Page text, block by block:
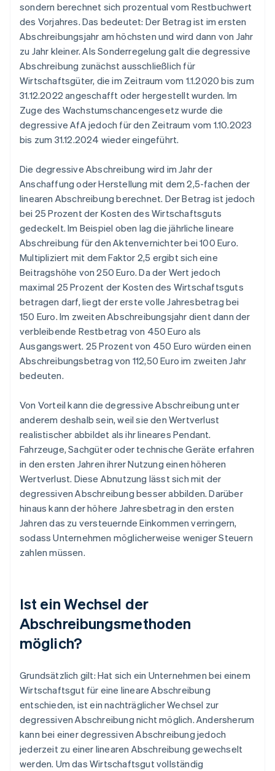
sondern berechnet sich prozentual vom Restbuchwert
des Vorjahres. Das bedeutet: Der Betrag ist im ersten
Abschreibungsjahr am höchsten und wird dann von Jahr
zu Jahr kleiner. Als Sonderregelung galt die degressive
Abschreibung zunächst ausschließlich für
Wirtschaftsgüter, die im Zeitraum vom 1.1.2020 bis zum
31.12.2022 angeschafft oder hergestellt wurden. Im
Zuge des Wachstumschancengesetz wurde die
degressive AfA jedoch für den Zeitraum vom 1.10.2023
bis zum 31.12.2024 wieder eingeführt.
Die degressive Abschreibung wird im Jahr der
Anschaffung oder Herstellung mit dem 2,5-fachen der
linearen Abschreibung berechnet. Der Betrag ist jedoch
bei 25 Prozent der Kosten des Wirtschaftsguts
gedeckelt. Im Beispiel oben lag die jährliche lineare
Abschreibung für den Aktenvernichter bei 100 Euro.
Multipliziert mit dem Faktor 2,5 ergibt sich eine
Beitragshöhe von 250 Euro. Da der Wert jedoch
maximal 25 Prozent der Kosten des Wirtschaftsguts
betragen darf, liegt der erste volle Jahresbetrag bei
150 Euro. Im zweiten Abschreibungsjahr dient dann der
verbleibende Restbetrag von 450 Euro als
Ausgangswert. 25 Prozent von 450 Euro würden einen
Abschreibungsbetrag von 112,50 Euro im zweiten Jahr
bedeuten.
Von Vorteil kann die degressive Abschreibung unter
anderem deshalb sein, weil sie den Wertverlust
realistischer abbildet als ihr lineares Pendant.
Fahrzeuge, Sachgüter oder technische Geräte erfahren
in den ersten Jahren ihrer Nutzung einen höheren
Wertverlust. Diese Abnutzung lässt sich mit der
degressiven Abschreibung besser abbilden. Darüber
hinaus kann der höhere Jahresbetrag in den ersten
Jahren das zu versteuernde Einkommen verringern,
sodass Unternehmen möglicherweise weniger Steuern
zahlen müssen.
Ist ein Wechsel der
Abschreibungsmethoden
möglich?
Grundsätzlich gilt: Hat sich ein Unternehmen bei einem
Wirtschaftsgut für eine lineare Abschreibung
entschieden, ist ein nachträglicher Wechsel zur
degressiven Abschreibung nicht möglich. Andersherum
kann bei einer degressiven Abschreibung jedoch
jederzeit zu einer linearen Abschreibung gewechselt
werden. Um das Wirtschaftsgut vollständig